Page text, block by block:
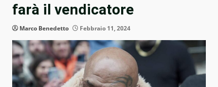
farà il vendicatore
Marco Benedetto Febbraio 11, 2024